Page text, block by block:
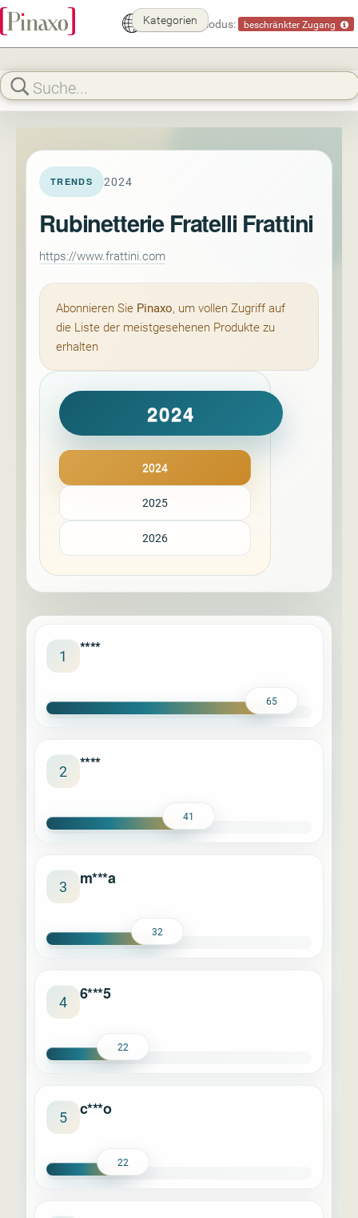
Demomodus: beschränkter Zugang
Kategorien
TRENDS 2024
Rubinetterie Fratelli Frattini
https://www.frattini.com
Abonnieren Sie Pinaxo, um vollen Zugriff auf
die Liste der meistgesehenen Produkte zu
erhalten
2024
2024
2025
2026
1 ****
65
2 ****
41
3 m***a
32
4 6***5
22
5 c***o
22